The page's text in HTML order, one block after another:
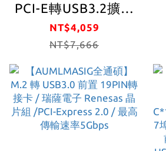
PCI-E轉USB3.2擴充
卡 獨立4通道
USB3.2工業卡
8PORT伺服器工業
鏡頭相機工業用監
視器，攝像頭，VR
遊戲，工業應用 如
NT$4,059
NT$7,666